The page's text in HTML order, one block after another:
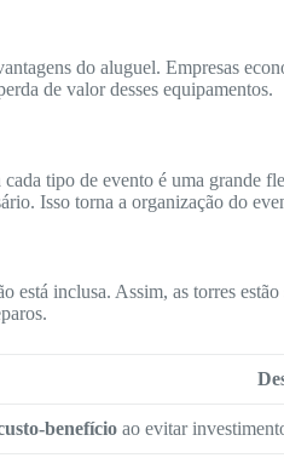
do aluguel. Empresas
de valor desses equipamentos.
tipo de evento é uma grande
Isso torna a organização do
está inclusa. Assim, as torres
benefício ao evitar